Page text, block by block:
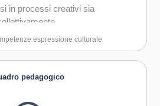
in processi creativi sia
espressione culturale
pedagogico